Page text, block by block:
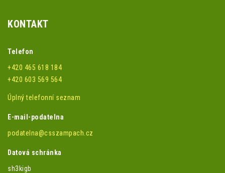
KONTAKT
Telefon
+420 465 618 184
+420 603 569 564
Úplný telefonní seznam
E-mail-podatelna
podatelna@csszampach.cz
Datová schránka
sh3kigb